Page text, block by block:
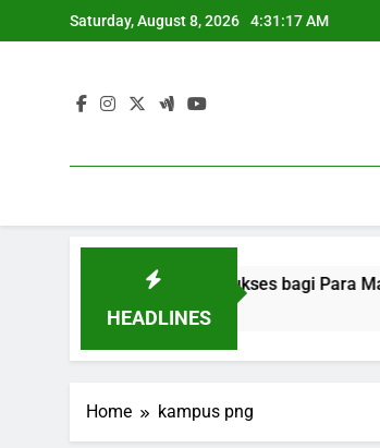
to
Saturday, August 8, 2026 4:31:17 AM
HEADLINES
Strategi Sukses bagi Para Mahasiswa
Home kampus png